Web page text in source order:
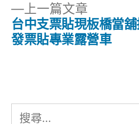
導
覽
上一篇文章
一
篇
台中支票貼現板橋當
發票貼專業露營車
搜